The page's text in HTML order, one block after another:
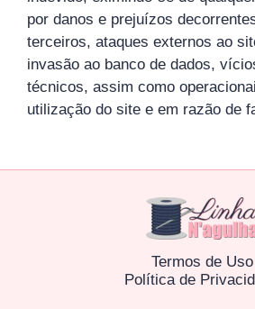
por danos e prejuízos
terceiros, ataques externos ao
invasão ao banco de dados,
técnicos, assim como
utilização do site e em razão de
Termos de Uso
Política de